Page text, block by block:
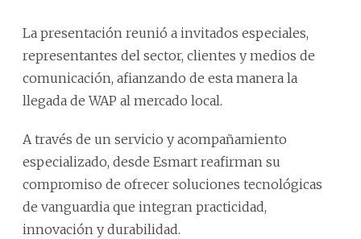
La presentación reunió a invitados especiales,
representantes del sector, clientes y medios de
comunicación, afianzando de esta manera la
llegada de WAP al mercado local.
A través de un servicio y acompañamiento
especializado, desde Esmart reafirman su
compromiso de ofrecer soluciones tecnológicas
de vanguardia que integran practicidad,
innovación y durabilidad.